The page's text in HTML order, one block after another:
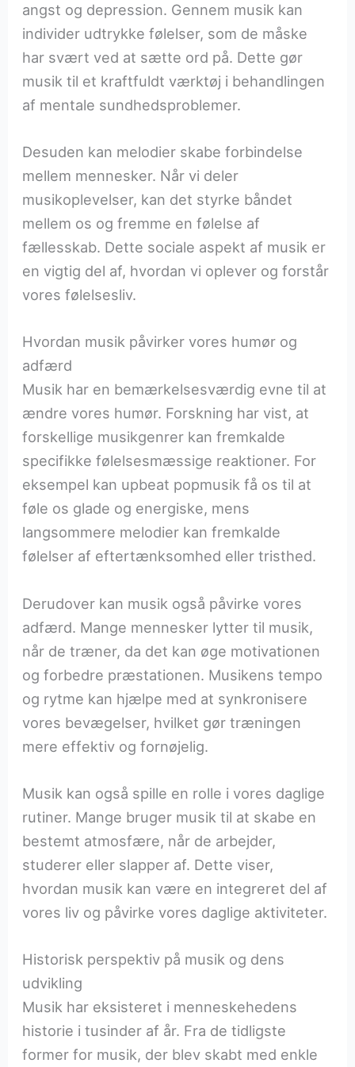
angst og depression. Gennem musik kan
individer udtrykke følelser, som de måske
har svært ved at sætte ord på. Dette gør
musik til et kraftfuldt værktøj i behandlingen
af mentale sundhedsproblemer.
Desuden kan melodier skabe forbindelse
mellem mennesker. Når vi deler
musikoplevelser, kan det styrke båndet
mellem os og fremme en følelse af
fællesskab. Dette sociale aspekt af musik er
en vigtig del af, hvordan vi oplever og forstår
vores følelsesliv.
Hvordan musik påvirker vores humør og
adfærd
Musik har en bemærkelsesværdig evne til at
ændre vores humør. Forskning har vist, at
forskellige musikgenrer kan fremkalde
specifikke følelsesmæssige reaktioner. For
eksempel kan upbeat popmusik få os til at
føle os glade og energiske, mens
langsommere melodier kan fremkalde
følelser af eftertænksomhed eller tristhed.
Derudover kan musik også påvirke vores
adfærd. Mange mennesker lytter til musik,
når de træner, da det kan øge motivationen
og forbedre præstationen. Musikens tempo
og rytme kan hjælpe med at synkronisere
vores bevægelser, hvilket gør træningen
mere effektiv og fornøjelig.
Musik kan også spille en rolle i vores daglige
rutiner. Mange bruger musik til at skabe en
bestemt atmosfære, når de arbejder,
studerer eller slapper af. Dette viser,
hvordan musik kan være en integreret del af
vores liv og påvirke vores daglige aktiviteter.
Historisk perspektiv på musik og dens
udvikling
Musik har eksisteret i menneskehedens
historie i tusinder af år. Fra de tidligste
former for musik, der blev skabt med enkle